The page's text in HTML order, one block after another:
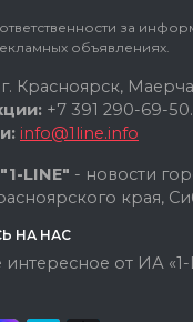
за
объявлениях.
Красноярск,
+7 391 290-69-50.
info@1line.info
LINE" - новости
края,
НА НАС
интересное от ИА «1-